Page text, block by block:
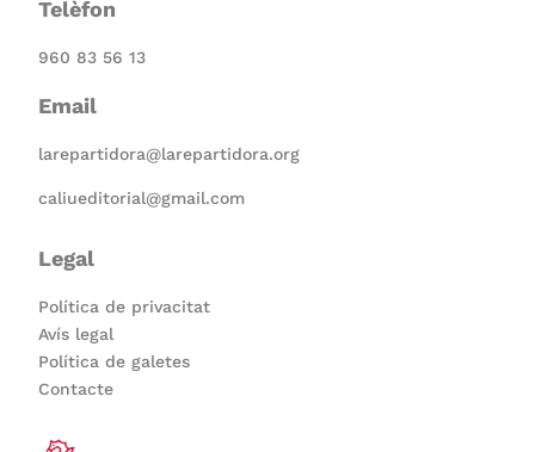
Telèfon
960 83 56 13
Email
larepartidora@larepartidora.org
caliueditorial@gmail.com
Legal
Política de privacitat
Avís legal
Política de galetes
Contacte